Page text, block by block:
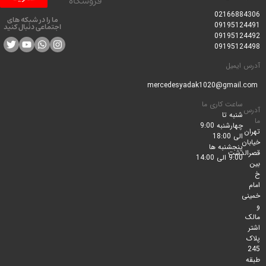
ساعت کاری ما
شنبه تا
چهارشنبه 9:00
الی 18:00
پنجشنبه ها
9:00 الی 14:00
ما را در شبکه های
اجتماعی دنبال کنید